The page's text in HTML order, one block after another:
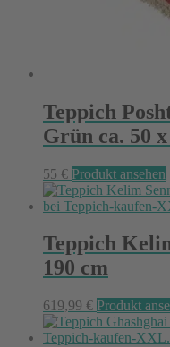
Teppich
Grün ca. 50
55 € Produkt ansehen
Teppich
190 cm
619,99 € Produkt